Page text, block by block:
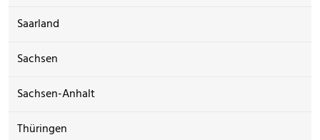
Saarland
Sachsen
Sachsen-Anhalt
Thüringen